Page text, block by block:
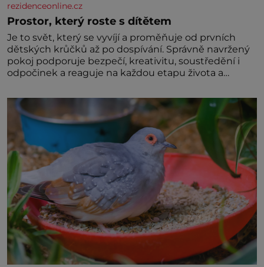
rezidenceonline.cz
Prostor, který roste s dítětem
Je to svět, který se vyvíjí a proměňuje od prvních
dětských krůčků až po dospívání. Správně navržený
pokoj podporuje bezpečí, kreativitu, soustředění i
odpočinek a reaguje na každou etapu života a
jednoduchost, měkkost a bezpečí, proto by pokoj
miminka měl působit především klidně a útulně.
Předškolní věk je